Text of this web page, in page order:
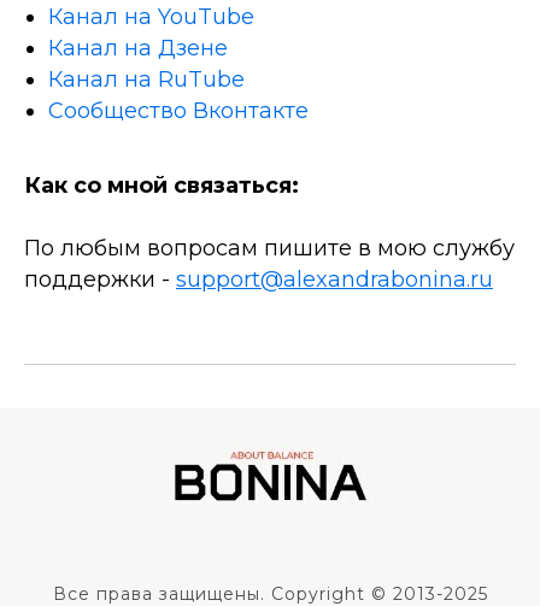
Канал на YouTube
Канал на Дзене
Канал на RuTube
Сообщество Вконтакте
Как со мной связаться:
По любым вопросам пишите в мою службу
поддержки - support@alexandrabonina.ru
Все права защищены. Copyright © 2013-2025